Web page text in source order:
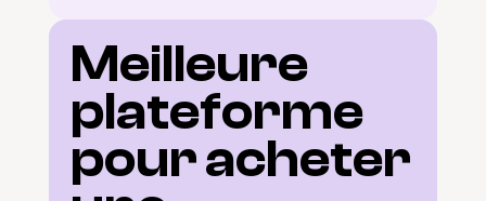
Meilleure
plateforme
pour acheter